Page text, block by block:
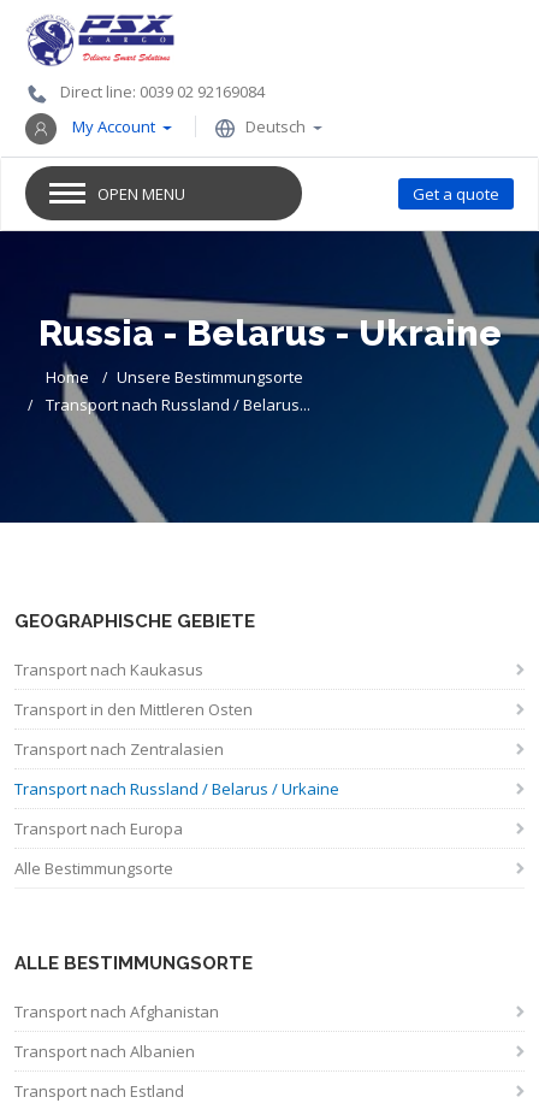
Direct line: 0039 02 92169084
My Account
Deutsch
OPEN MENU Get a quote
Russia - Belarus - Ukraine
Home
Unsere Bestimmungsorte
Transport nach Russland / Belarus...
GEOGRAPHISCHE GEBIETE
Transport nach Kaukasus
Transport in den Mittleren Osten
Transport nach Zentralasien
Transport nach Russland / Belarus / Urkaine
Transport nach Europa
Alle Bestimmungsorte
ALLE BESTIMMUNGSORTE
Transport nach Afghanistan
Transport nach Albanien
Transport nach Estland